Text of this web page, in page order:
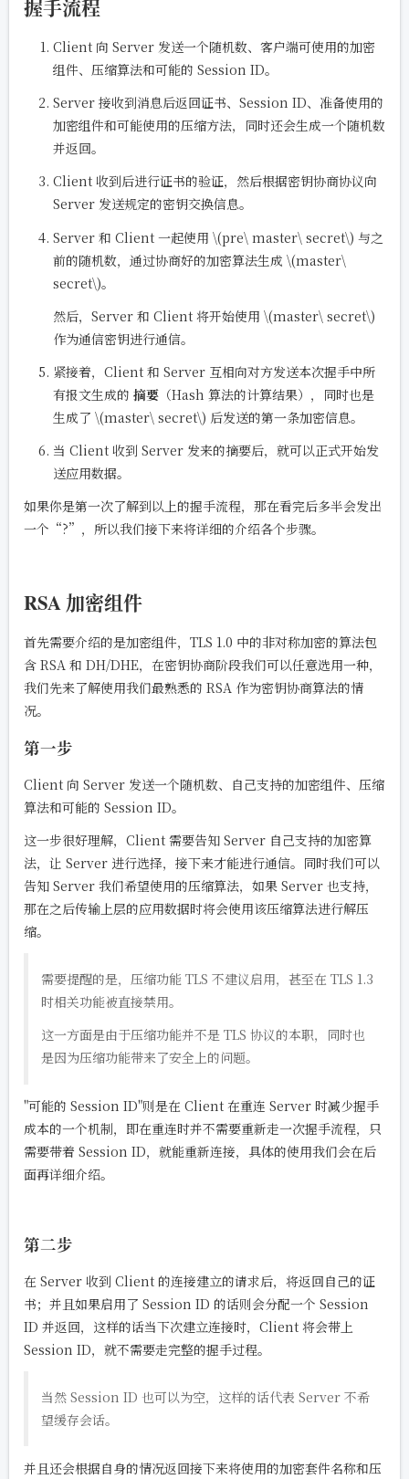
握手流程
Client 向 Server 发送一个随机数、客户端可使用的加密
组件、压缩算法和可能的 Session ID。
Server 接收到消息后返回证书、Session ID、准备使用的
加密组件和可能使用的压缩方法，同时还会生成一个随机数
并返回。
Client 收到后进行证书的验证，然后根据密钥协商协议向
Server 发送规定的密钥交换信息。
Server 和 Client 一起使用 \(pre\ master\ secret\) 与之
前的随机数，通过协商好的加密算法生成 \(master\
secret\)。
然后，Server 和 Client 将开始使用 \(master\ secret\)
作为通信密钥进行通信。
紧接着，Client 和 Server 互相向对方发送本次握手中所
有报文生成的 摘要 （Hash 算法的计算结果），同时也是
生成了 \(master\ secret\) 后发送的第一条加密信息。
当 Client 收到 Server 发来的摘要后，就可以正式开始发
送应用数据。
如果你是第一次了解到以上的握手流程，那在看完后多半会发出
一个“?”，所以我们接下来将详细的介绍各个步骤。
RSA 加密组件
首先需要介绍的是加密组件，TLS 1.0 中的非对称加密的算法包
含 RSA 和 DH/DHE，在密钥协商阶段我们可以任意选用一种，
我们先来了解使用我们最熟悉的 RSA 作为密钥协商算法的情
况。
第一步
Client 向 Server 发送一个随机数、自己支持的加密组件、压缩
算法和可能的 Session ID。
这一步很好理解，Client 需要告知 Server 自己支持的加密算
法，让 Server 进行选择，接下来才能进行通信。同时我们可以
告知 Server 我们希望使用的压缩算法，如果 Server 也支持，
那在之后传输上层的应用数据时将会使用该压缩算法进行解压
缩。
需要提醒的是，压缩功能 TLS 不建议启用，甚至在 TLS 1.3
时相关功能被直接禁用。
这一方面是由于压缩功能并不是 TLS 协议的本职，同时也
是因为压缩功能带来了安全上的问题。
"可能的 Session ID"则是在 Client 在重连 Server 时减少握手
成本的一个机制，即在重连时并不需要重新走一次握手流程，只
需要带着 Session ID，就能重新连接，具体的使用我们会在后
面再详细介绍。
第二步
在 Server 收到 Client 的连接建立的请求后，将返回自己的证
书；并且如果启用了 Session ID 的话则会分配一个 Session
ID 并返回，这样的话当下次建立连接时，Client 将会带上
Session ID，就不需要走完整的握手过程。
当然 Session ID 也可以为空，这样的话代表 Server 不希
望缓存会话。
并且还会根据自身的情况返回接下来将使用的加密套件名称和压